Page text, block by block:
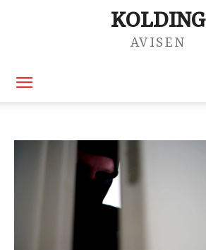
KOLDING
AVISEN